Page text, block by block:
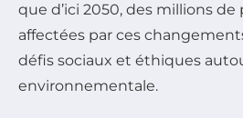
que d’ici 2050, des millions
affectées par ces
défis sociaux et éthiques
environnementale.